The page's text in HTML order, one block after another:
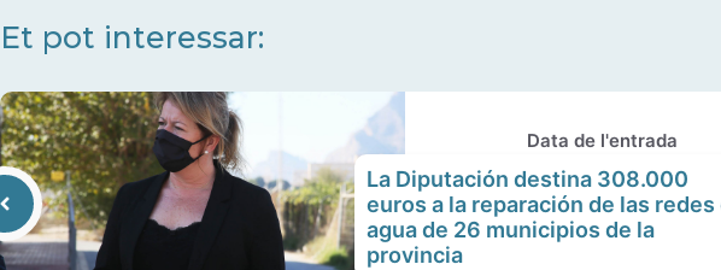
Et pot interessar:
Data de l'entrada
La Diputación destina 308.000
euros a la reparación de las redes
agua de 26 municipios de la
provincia